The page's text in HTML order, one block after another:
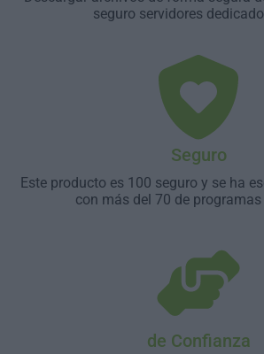
seguro servidores
Seguro
Este producto es 100 seguro y se ha
con más del 70 de
de Confianza